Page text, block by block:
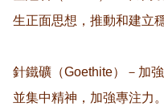
生正面思想，推動和建立
針鐵礦（Goethite）－加
並集中精神，加強專注力。